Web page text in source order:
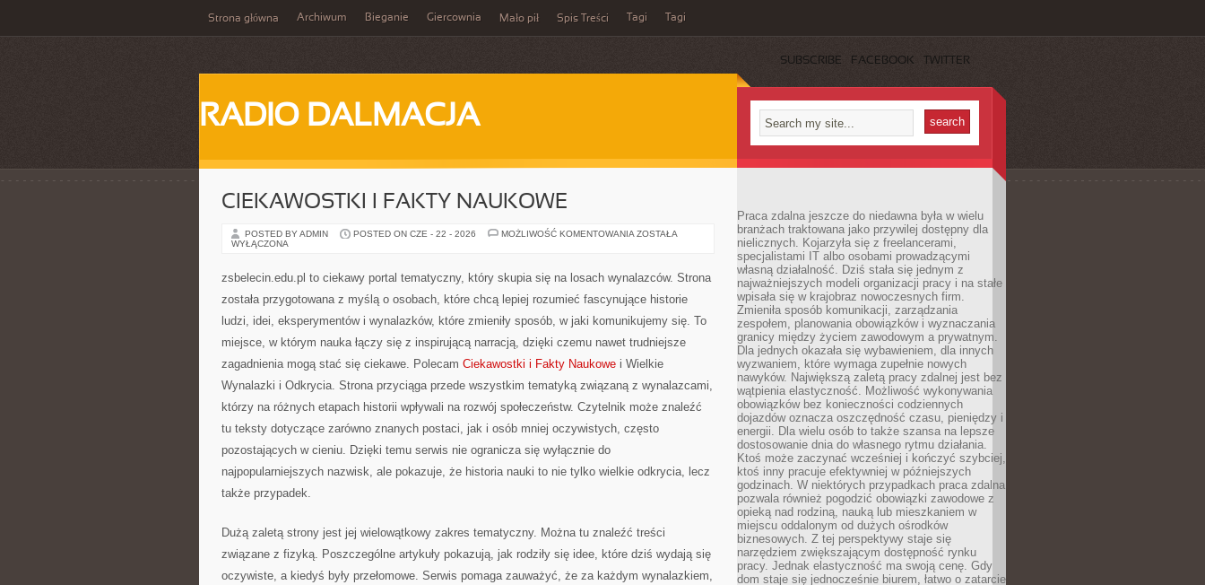
Strona główna Archiwum Bieganie Giercownia Mało pił Spis Treści Tagi Tagi
SUBSCRIBE FACEBOOK TWITTER
RADIO DALMACJA
CIEKAWOSTKI I FAKTY NAUKOWE
POSTED BY ADMIN POSTED ON CZE - 22 - 2026 MOŻLIWOŚĆ KOMENTOWANIA CIEKAWOSTKI
ZOSTAŁA
WYŁĄCZONA
zsbelecin.edu.pl to ciekawy portal tematyczny, który skupia się na losach wynalazców. Strona
została przygotowana z myślą o osobach, które chcą lepiej rozumieć fascynujące historie
ludzi, idei, eksperymentów i wynalazków, które zmieniły sposób, w jaki komunikujemy się. To
miejsce, w którym nauka łączy się z inspirującą narracją, dzięki czemu nawet trudniejsze
zagadnienia mogą stać się ciekawe. Polecam Ciekawostki i Fakty Naukowe i Wielkie
Wynalazki i Odkrycia. Strona przyciąga przede wszystkim tematyką związaną z wynalazcami,
którzy na różnych etapach historii wpływali na rozwój społeczeństw. Czytelnik może znaleźć
tu teksty dotyczące zarówno znanych postaci, jak i osób mniej oczywistych, często
pozostających w cieniu. Dzięki temu serwis nie ogranicza się wyłącznie do
najpopularniejszych nazwisk, ale pokazuje, że historia nauki to nie tylko wielkie odkrycia, lecz
także przypadek.
Dużą zaletą strony jest jej wielowątkowy zakres tematyczny. Można tu znaleźć treści
związane z fizyką. Poszczególne artykuły pokazują, jak rodziły się idee, które dziś wydają się
oczywiste, a kiedyś były przełomowe. Serwis pomaga zauważyć, że za każdym wynalazkiem,
Praca zdalna jeszcze do niedawna była w wielu
branżach traktowana jako przywilej dostępny dla
nielicznych. Kojarzyła się z freelancerami,
specjalistami IT albo osobami prowadzącymi
własną działalność. Dziś stała się jednym z
najważniejszych modeli organizacji pracy i na stałe
wpisała się w krajobraz nowoczesnych firm.
Zmieniła sposób komunikacji, zarządzania
zespołem, planowania obowiązków i wyznaczania
granicy między życiem zawodowym a prywatnym.
Dla jednych okazała się wybawieniem, dla innych
wyzwaniem, które wymaga zupełnie nowych
nawyków. Największą zaletą pracy zdalnej jest bez
wątpienia elastyczność. Możliwość wykonywania
obowiązków bez konieczności codziennych
dojazdów oznacza oszczędność czasu, pieniędzy i
energii. Dla wielu osób to także szansa na lepsze
dostosowanie dnia do własnego rytmu działania.
Ktoś może zaczynać wcześniej i kończyć szybciej,
ktoś inny pracuje efektywniej w późniejszych
godzinach. W niektórych przypadkach praca zdalna
pozwala również pogodzić obowiązki zawodowe z
opieką nad rodziną, nauką lub mieszkaniem w
miejscu oddalonym od dużych ośrodków
biznesowych. Z tej perspektywy staje się
narzędziem zwiększającym dostępność rynku
pracy. Jednak elastyczność ma swoją cenę. Gdy
dom staje się jednocześnie biurem, łatwo o zatarcie